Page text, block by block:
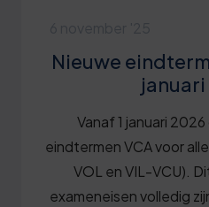
Nieuwe
Vanaf 1 januari
eindtermen VCA voor
VOL en VIL-VCU).
exameneisen volledig